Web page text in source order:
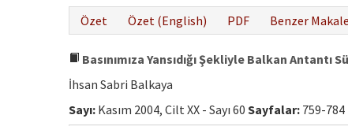
Özet
Özet (English) PDF Benzer
Basınımıza Yansıdığı Şekliyle Balkan
İhsan Sabri Balkaya
Sayı: Kasım 2004, Cilt XX - Sayı 60 Sayfalar: 759-784